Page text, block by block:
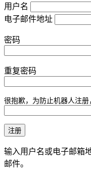
用户名
电子邮件地址
密码
重复密码
很抱歉，为防止机器人注册
输入用户名或电子邮箱
邮件。